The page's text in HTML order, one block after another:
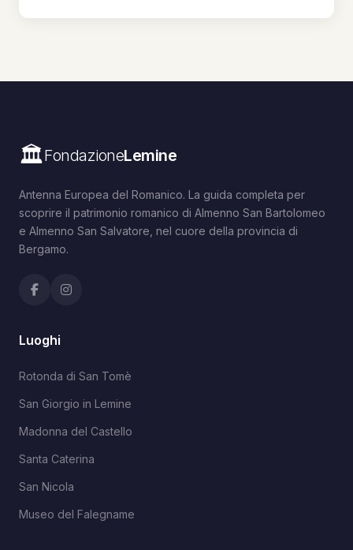
🏛️FondazioneLemine
Antenna Europea del Romanico. La guida completa per
scoprire il patrimonio romanico di Almenno San Bartolomeo
e Almenno San Salvatore, nel cuore della provincia di
Bergamo.
Luoghi
Rotonda di San Tomè
San Giorgio in Lemine
Madonna del Castello
Santa Caterina
San Nicola
Museo del Falegname